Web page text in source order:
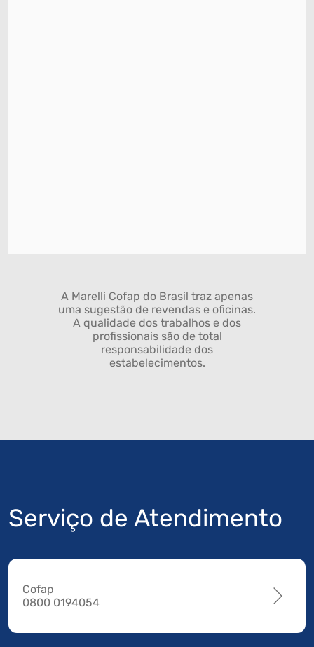
A Marelli Cofap do Brasil traz apenas
uma sugestão de revendas e oficinas.
A qualidade dos trabalhos e dos
profissionais são de total
responsabilidade dos
estabelecimentos.
Serviço de Atendimento
Cofap
0800 0194054